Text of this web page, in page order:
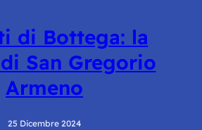
di Bottega: la
San Gregorio
Armeno
25 Dicembre 2024